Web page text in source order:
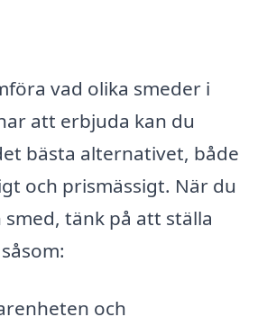
vad olika smeder i
att erbjuda kan du
bästa alternativet, både
och prismässigt. När du
tänk på att ställa
och